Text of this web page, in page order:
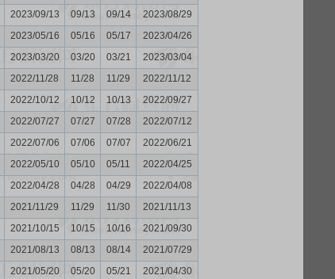
2023/09/13 09/13 09/14
2023/08/29
2023/05/16 05/16 05/17
2023/04/26
2023/03/20 03/20 03/21
2023/03/04
2022/11/28 11/28 11/29
2022/11/12
2022/10/12 10/12 10/13
2022/09/27
2022/07/27 07/27 07/28
2022/07/12
2022/07/06 07/06 07/07
2022/06/21
2022/05/10 05/10 05/11
2022/04/25
2022/04/28 04/28 04/29
2022/04/08
2021/11/29 11/29 11/30
2021/11/13
2021/10/15 10/15 10/16
2021/09/30
2021/08/13 08/13 08/14
2021/07/29
2021/05/20 05/20 05/21
2021/04/30